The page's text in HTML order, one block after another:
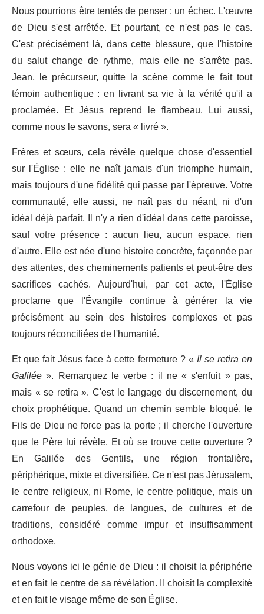
Nous pourrions être tentés de penser : un échec. L'œuvre
de Dieu s'est arrêtée. Et pourtant, ce n'est pas le cas.
C'est précisément là, dans cette blessure, que l'histoire
du salut change de rythme, mais elle ne s'arrête pas.
Jean, le précurseur, quitte la scène comme le fait tout
témoin authentique : en livrant sa vie à la vérité qu'il a
proclamée. Et Jésus reprend le flambeau. Lui aussi,
comme nous le savons, sera « livré ».
Frères et sœurs, cela révèle quelque chose d'essentiel
sur l'Église : elle ne naît jamais d'un triomphe humain,
mais toujours d'une fidélité qui passe par l'épreuve. Votre
communauté, elle aussi, ne naît pas du néant, ni d'un
idéal déjà parfait. Il n'y a rien d'idéal dans cette paroisse,
sauf votre présence : aucun lieu, aucun espace, rien
d'autre. Elle est née d'une histoire concrète, façonnée par
des attentes, des cheminements patients et peut-être des
sacrifices cachés. Aujourd'hui, par cet acte, l'Église
proclame que l'Évangile continue à générer la vie
précisément au sein des histoires complexes et pas
toujours réconciliées de l'humanité.
Et que fait Jésus face à cette fermeture ? «Il se retira en
Galilée ». Remarquez le verbe : il ne « s'enfuit » pas,
mais « se retira ». C'est le langage du discernement, du
choix prophétique. Quand un chemin semble bloqué, le
Fils de Dieu ne force pas la porte ; il cherche l'ouverture
que le Père lui révèle. Et où se trouve cette ouverture ?
En Galilée des Gentils, une région frontalière,
périphérique, mixte et diversifiée. Ce n'est pas Jérusalem,
le centre religieux, ni Rome, le centre politique, mais un
carrefour de peuples, de langues, de cultures et de
traditions, considéré comme impur et insuffisamment
orthodoxe.
Nous voyons ici le génie de Dieu : il choisit la périphérie
et en fait le centre de sa révélation. Il choisit la complexité
et en fait le visage même de son Église.